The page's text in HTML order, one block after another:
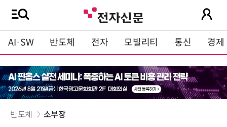
AI·SW 반도체 전자 모빌리티 통신 경제
반도체 소부장